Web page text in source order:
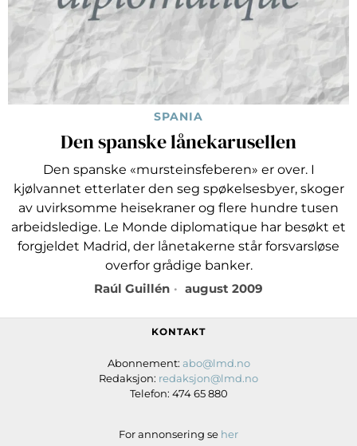
SPANIA
Den spanske lånekarusellen
Den spanske «mursteinsfeberen» er over. I
kjølvannet etterlater den seg spøkelsesbyer, skoger
av uvirksomme heisekraner og flere hundre tusen
arbeidsledige. Le Monde diplomatique har besøkt et
forgjeldet Madrid, der lånetakerne står forsvarsløse
overfor grådige banker.
Raúl Guillén
august 2009
KONTAKT
Abonnement: abo@lmd.no
Redaksjon: redaksjon@lmd.no
Telefon: 474 65 880
For annonsering se her